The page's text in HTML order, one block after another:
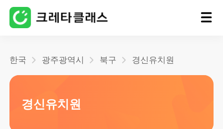
한국 광주광역시 북구 경신유치원
경신유치원